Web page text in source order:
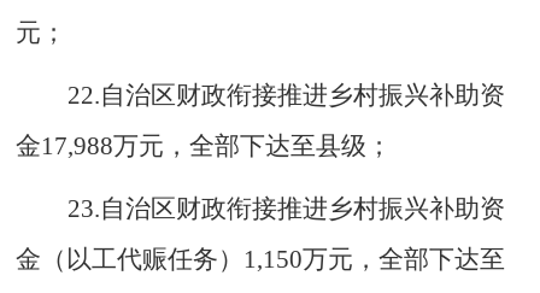
元；
22.自治区财政衔接推进乡村振兴补助资
金17,988万元，全部下达至县级 ；
23.自治区财政衔接推进乡村振兴补助资
金（以工代赈任务） 1 ,150万元，全部下达至